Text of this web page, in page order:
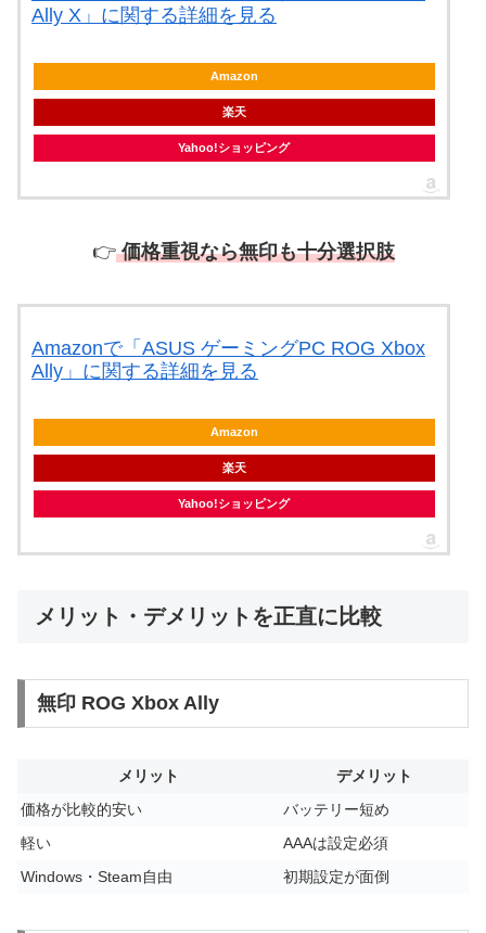
Ally X」に関する詳細を見る
Amazon
楽天
Yahoo!ショッピング
👉 価格重視なら無印も十分選択肢
Amazonで「ASUS ゲーミングPC ROG Xbox
Ally」に関する詳細を見る
Amazon
楽天
Yahoo!ショッピング
メリット・デメリットを正直に比較
無印 ROG Xbox Ally
メリット
デメリット
価格が比較的安い
バッテリー短め
軽い
AAAは設定必須
Windows・Steam自由
初期設定が面倒